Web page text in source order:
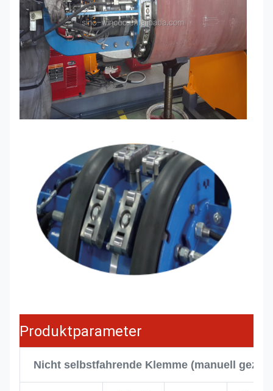
Produktparameter
Nicht selbstfahrende Klemme (manuell